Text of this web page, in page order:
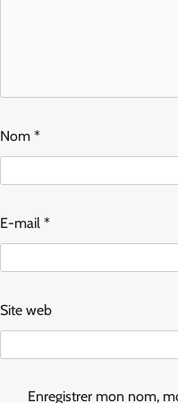
Nom *
E-mail *
Site web
Enregistrer mon nom,